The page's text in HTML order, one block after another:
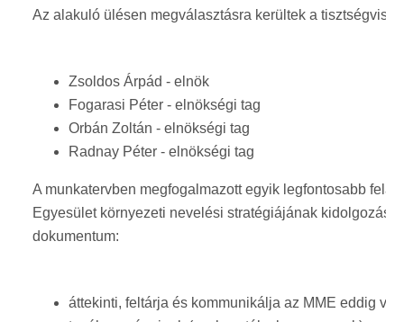
Az alakuló ülésen megválasztásra kerültek a
Zsoldos Árpád - elnök
Fogarasi Péter - elnökségi tag
Orbán Zoltán - elnökségi tag
Radnay Péter - elnökségi tag
A munkatervben megfogalmazott egyik legfontosabb
Egyesület környezeti nevelési stratégiájának
dokumentum:
áttekinti, feltárja és kommunikálja az MME eddig